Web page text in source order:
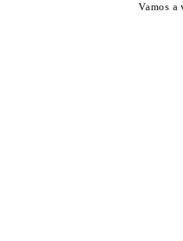
Vamos a